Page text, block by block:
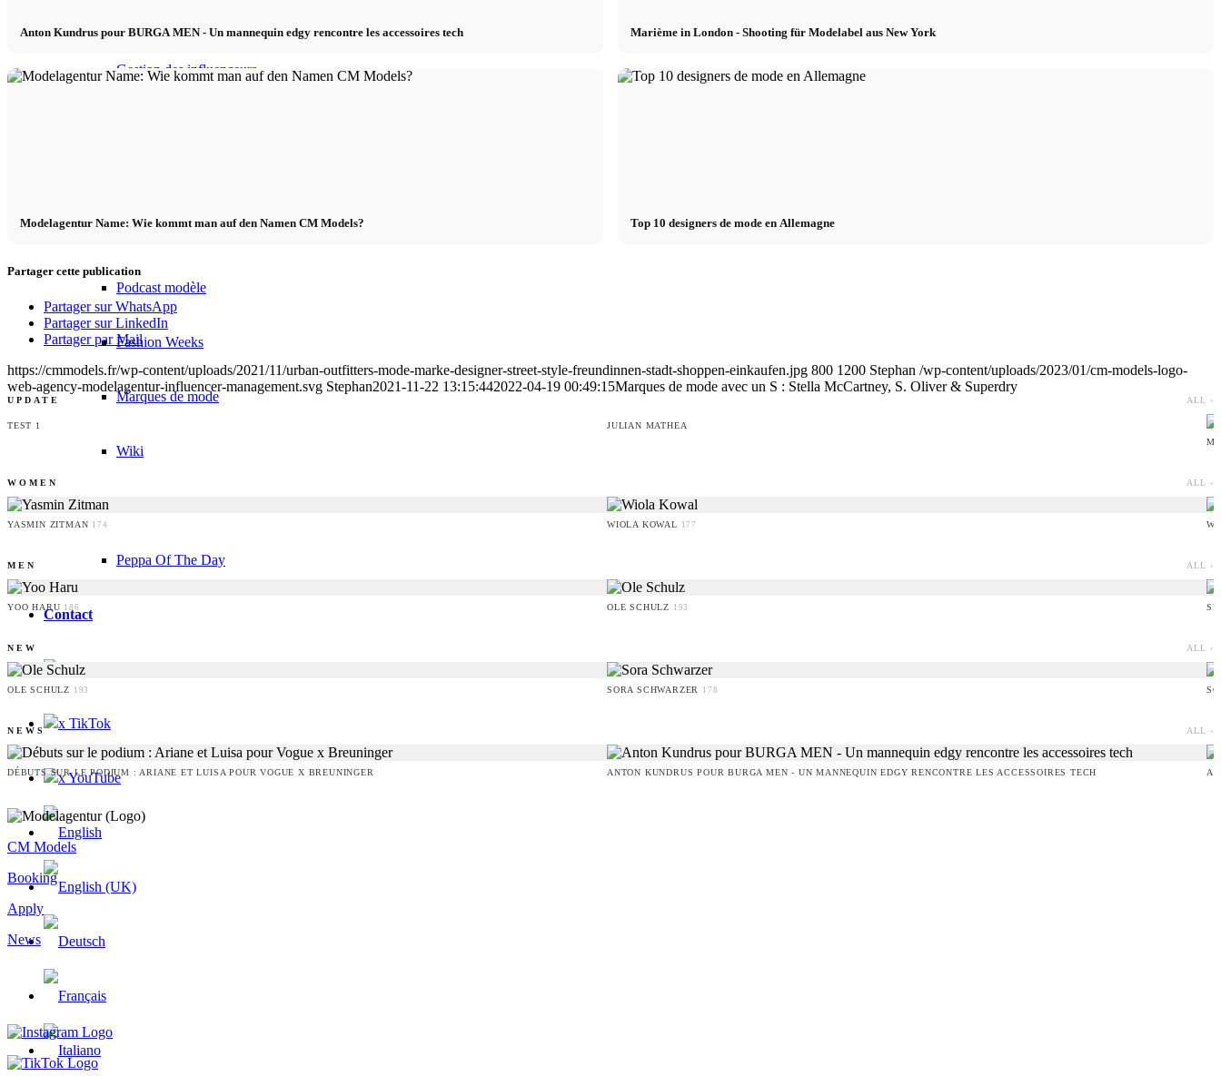
Gestion des influenceurs
Podcast modèle
Fashion Weeks
Marques de mode
Wiki
Peppa Of The Day
Contact
x Instagram
x TikTok
x YouTube
Anton Kundrus pour BURGA MEN - Un mannequin edgy rencontre les accessoires tech Marième in London - Shooting für Modelabel aus New York
Modelagentur Name: Wie kommt man auf den Namen CM Models? Top 10 designers de mode en Allemagne
Partager cette publication
Partager sur WhatsApp
Partager sur LinkedIn
Partager par Mail
https://cmmodels.fr/wp-content/uploads/2021/11/urban-outfitters-mode-marke-designer-street-style-freundinnen-stadt-shoppen-einkaufen.jpg 800 1200 Stephan /wp-content/uploads/2023/01/cm-models-logo-
web-agency-modelagentur-influencer-management.svg Stephan2021-11-22 13:15:442022-04-19 00:49:15Marques de mode avec un S : Stella McCartney, S. Oliver & Superdry
UPDATE ALL ›
TEST 1
JULIAN MATHEA
WOMEN ALL ›
YASMIN ZITMAN 174 WIOLA KOWAL 177
MEN ALL ›
YOO HARU 186 OLE SCHULZ 193
NEW ALL ›
OLE SCHULZ 193 SORA SCHWARZER 178
NEWS ALL ›
DÉBUTS SUR LE PODIUM : ARIANE ET LUISA POUR VOGUE X BREUNINGER ANTON KUNDRUS POUR BURGA MEN - UN MANNEQUIN EDGY RENCONTRE LES ACCESSOIRES TECH
CM Models
Booking
Apply
News